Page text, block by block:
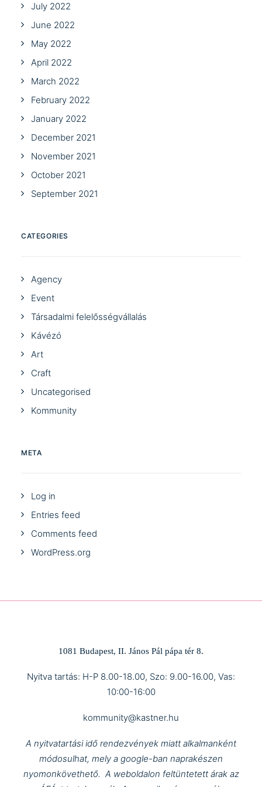
July 2022
June 2022
May 2022
April 2022
March 2022
February 2022
January 2022
December 2021
November 2021
October 2021
September 2021
CATEGORIES
Agency
Event
Társadalmi felelősségvállalás
Kávézó
Art
Craft
Uncategorised
Kommunity
META
Log in
Entries feed
Comments feed
WordPress.org
1081 Budapest, II. János Pál pápa tér 8.
Nyitva tartás: H-P 8.00-18.00, Szo: 9.00-16.00, Vas:
10:00-16:00
kommunity@kastner.hu
A nyitvatartási idő rendezvények miatt alkalmanként
módosulhat, mely a google-ban naprakészen
nyomonkövethető. A weboldalon feltüntetett árak az